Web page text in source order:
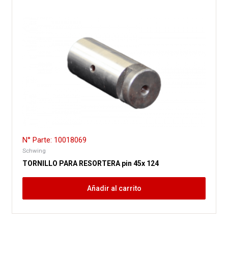
N° Parte: 10018069
Schwing
TORNILLO PARA RESORTERA pin 45x 124
Añadir al carrito